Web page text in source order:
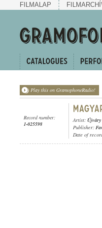
FILMALAP
Play this on GramophoneRadio!
Record number:
1-025598
Artist:
Publisher:
Date of